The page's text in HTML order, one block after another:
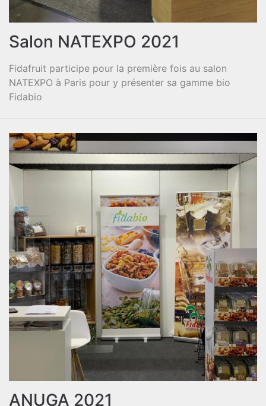
Salon NATEXPO 2021
Fidafruit participe pour la première fois au salon
NATEXPO à Paris pour y présenter sa gamme bio
Fidabio
ANUGA 2021